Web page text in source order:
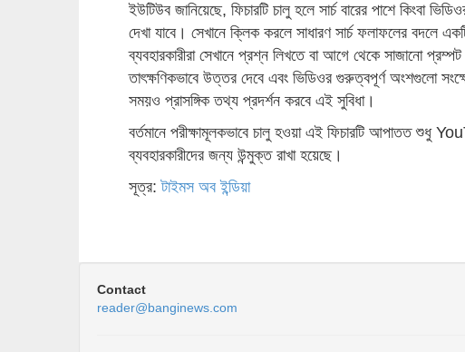
ইউটিউব জানিয়েছে, ফিচারটি চালু হলে সার্চ বারের পাশে কিংবা
দেখা যাবে। সেখানে ক্লিক করলে সাধারণ সার্চ ফলাফলের বদলে
ব্যবহারকারীরা সেখানে প্রশ্ন লিখতে বা আগে থেকে সাজানো
তাৎক্ষণিকভাবে উত্তর দেবে এবং ভিডিওর গুরুত্বপূর্ণ অংশগুলো
সময়ও প্রাসঙ্গিক তথ্য প্রদর্শন করবে এই সুবিধা।
বর্তমানে পরীক্ষামূলকভাবে চালু হওয়া এই ফিচারটি আপাতত শুধু
ব্যবহারকারীদের জন্য উন্মুক্ত রাখা হয়েছে।
সূত্র:টাইমস অব ইন্ডিয়া
Contact
reader@banginews.com